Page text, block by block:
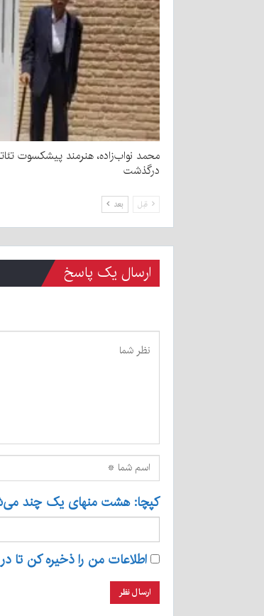
محمد نواب‌زاده، هنرمند پیشکسوت
درگذشت
قبل بعد
ارسال یک پاسخ
کپچا: هشت منهای یک چند
اطلاعات من را ذخیره کن تا